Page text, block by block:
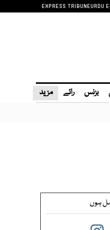
EXPRESS TRIBUNEURDU
بزنس رائے مزید
ہوں